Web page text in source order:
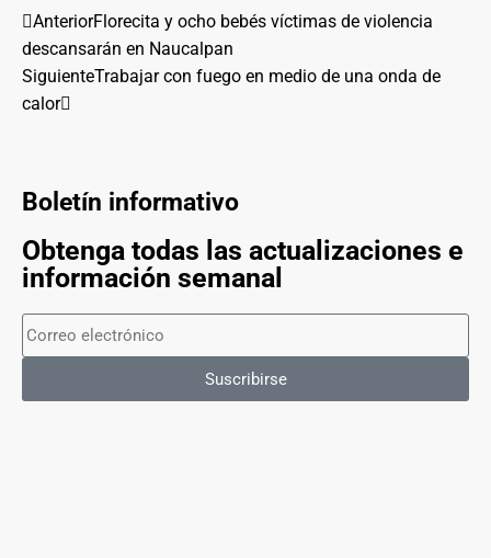
AnteriorFlorecita y ocho bebés víctimas de violencia
descansarán en Naucalpan
SiguienteTrabajar con fuego en medio de una onda de
calor
Boletín informativo
Obtenga todas las actualizaciones e
información semanal
Suscribirse